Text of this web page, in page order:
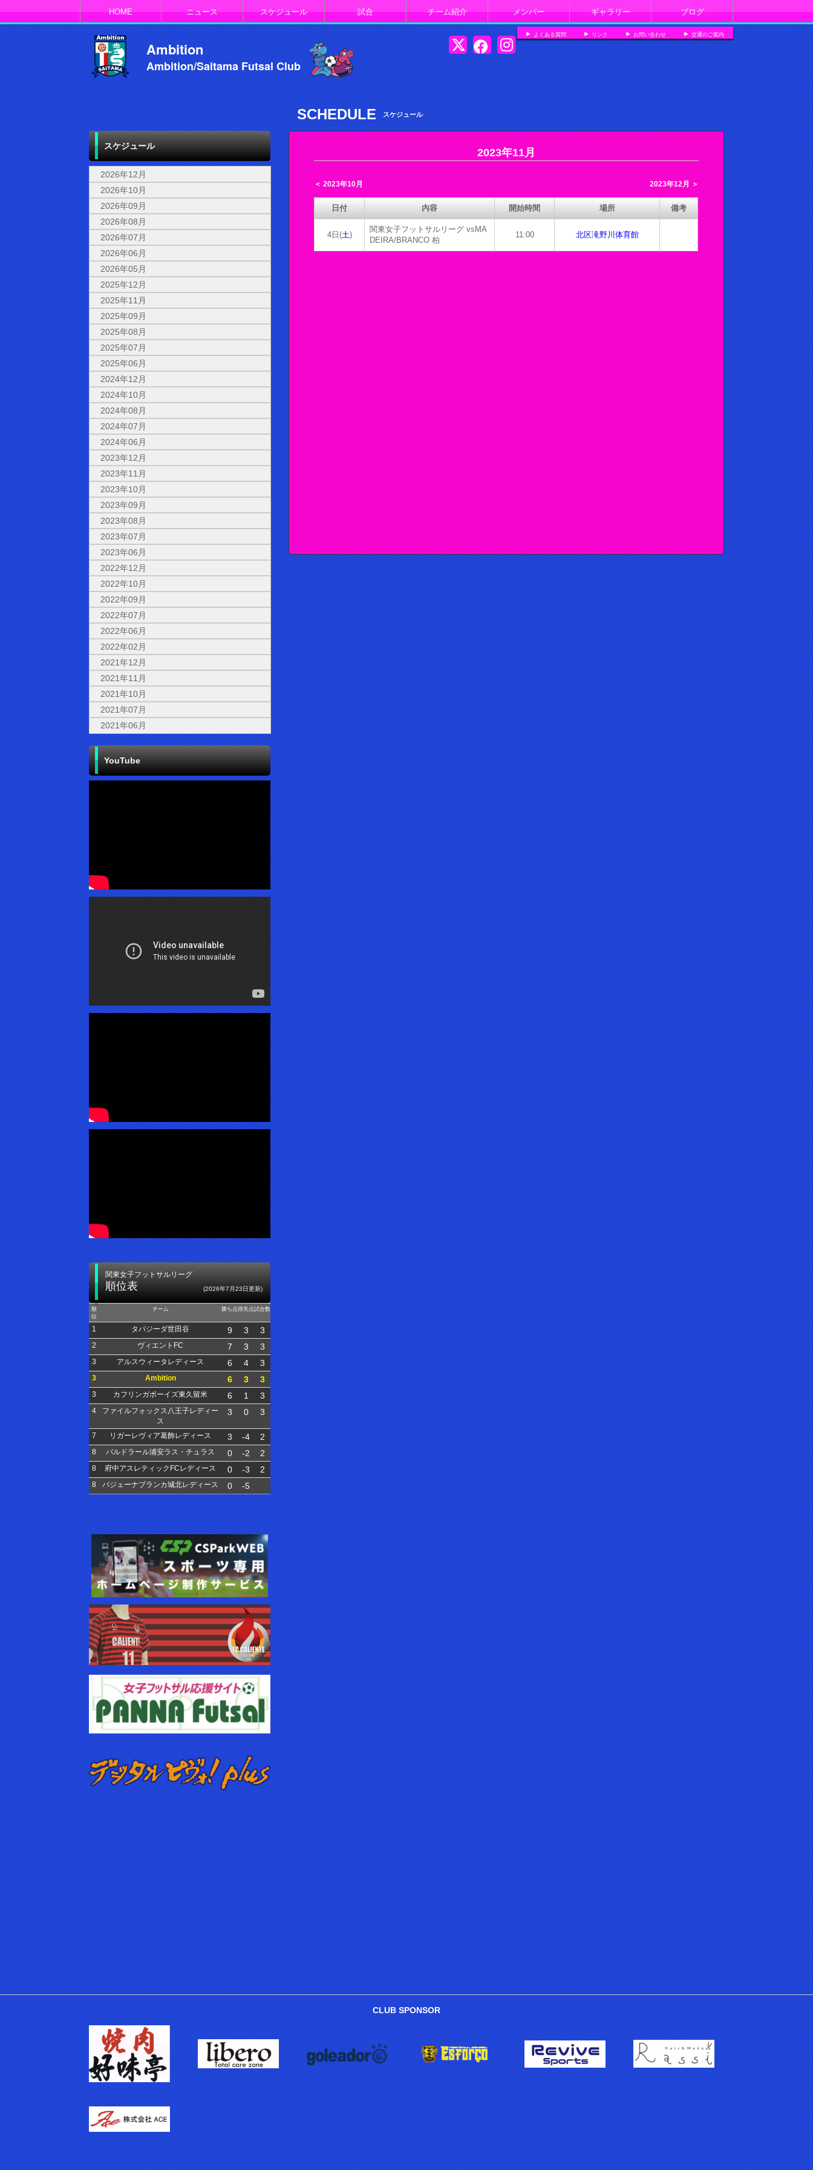
HOME ニュース スケジュール 試合 チーム紹介 メンバー ギャラリー ブログ
よくある質問 リンク お問い合わせ 交通のご案内
Ambition
Ambition/Saitama Futsal Club
スケジュール
2026年12月
2026年10月
2026年09月
2026年08月
2026年07月
2026年06月
2026年05月
2025年12月
2025年11月
2025年09月
2025年08月
2025年07月
2025年06月
2024年12月
2024年10月
2024年08月
2024年07月
2024年06月
2023年12月
2023年11月
2023年10月
2023年09月
2023年08月
2023年07月
2023年06月
2022年12月
2022年10月
2022年09月
2022年07月
2022年06月
2022年02月
2021年12月
2021年11月
2021年10月
2021年07月
2021年06月
YouTube
関東女子フットサルリーグ
順位表 (2026年7月23日更新)
順
位
チーム 勝ち点得失点試合数
1 タパジーダ世田谷 9 3 3
2 ヴィエントFC 7 3 3
3 アルスウィータレディース 6 4 3
3 Ambition 6 3 3
3 カフリンガボーイズ東久留米 6 1 3
4
ファイルフォックス八王子レディー
ス
3 0 3
7 リガーレヴィア葛飾レディース 3 -4 2
8 バルドラール浦安ラス・チュラス 0 -2 2
8 府中アスレティックFCレディース 0 -3 2
8 バジェーナブランカ城北レディース 0 -5
SCHEDULE スケジュール
2023年11月
＜ 2023年10月 2023年12月 ＞
日付 内容 開始時間 場所 備考
4日(土)
関東女子フットサルリーグ vsMA
DEIRA/BRANCO 柏
11:00 北区滝野川体育館
CLUB SPONSOR